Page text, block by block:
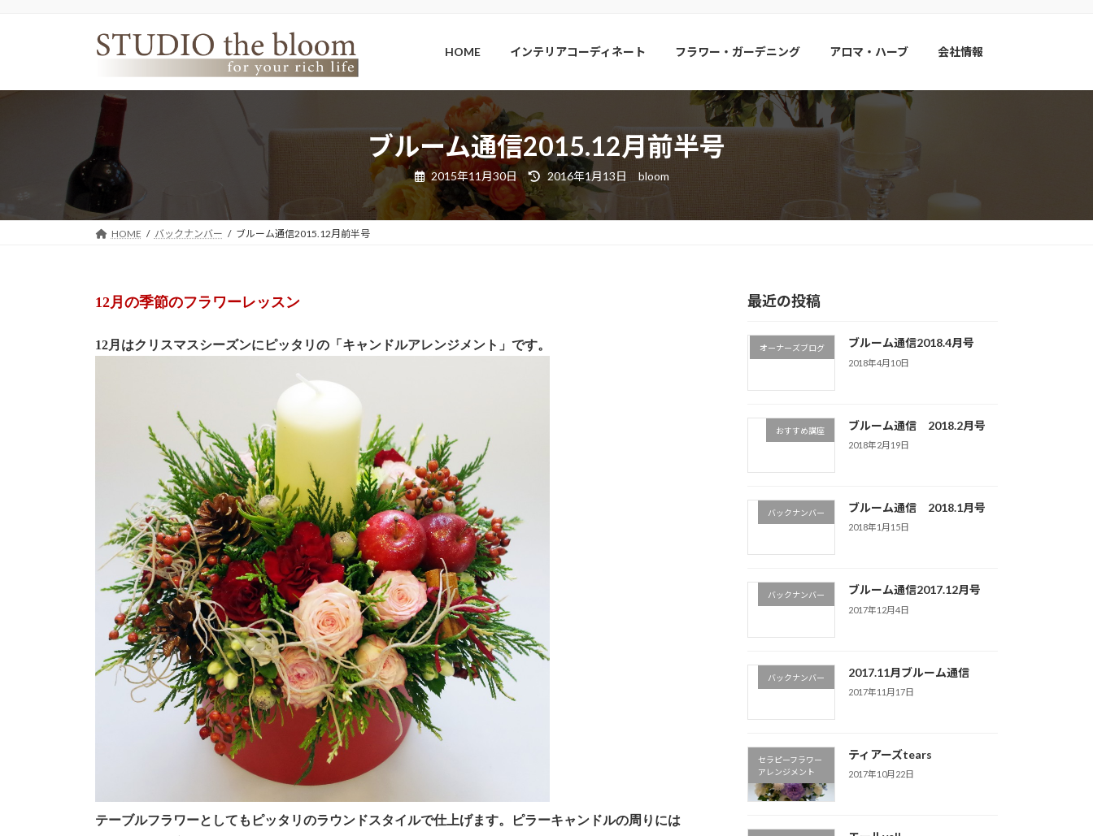
ツ
シ
HOME インテリアコーディネート フラワー・ガーデニング アロマ・ハーブ 会社情報
ブルーム通信2015.12月前半号
2015年11月30日
最
終
新
日
2016年1月13日 bloom
HOME バックナンバー ブルーム通信2015.12月前半号
12月の季節のフラワーレッスン
12月はクリスマスシーズンにピッタリの「キャンドルアレンジメント」です。
テーブルフラワーとしてもピッタリのラウンドスタイルで仕上げます。
ピラーキャンドルの周りには
最近の投稿
オーナーズブログ ブルーム通信2018.4月号
2018年4月10日
おすすめ講座 ブルーム通信 2018.2月号
2018年2月19日
バックナンバー ブルーム通信 2018.1月号
2018年1月15日
バックナンバー ブルーム通信2017.12月号
2017年12月4日
バックナンバー 2017.11月ブルーム通信
2017年11月17日
セラピーフラワー
アレンジメント
ティアーズtears
2017年10月22日